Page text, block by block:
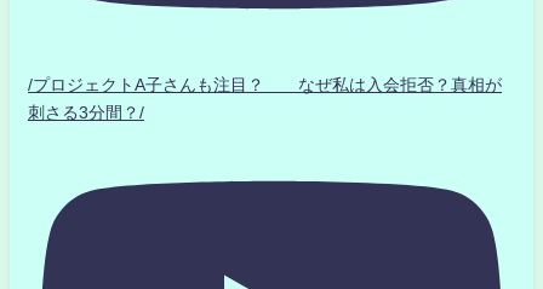
/プロジェクトA子さんも注目？ なぜ私は入会拒否？真相が
刺さる3分間？/